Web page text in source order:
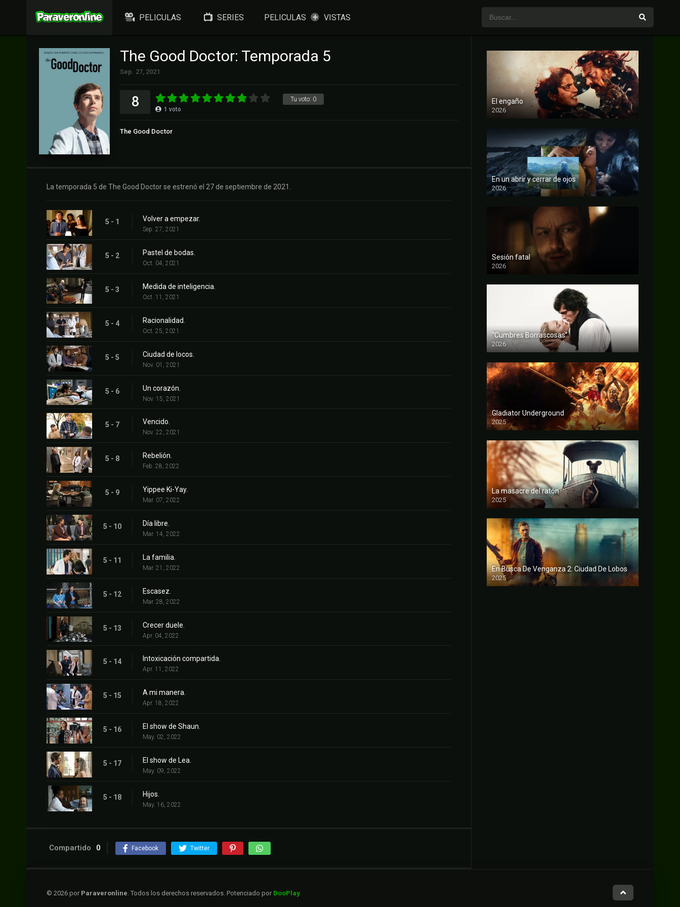
PELICULAS SERIES PELICULAS VISTAS
The Good Doctor: Temporada 5
Sep. 27, 2021
Tu voto: 0
8 1 voto
The Good Doctor
La temporada 5 de The Good Doctor se estrenó el 27 de septiembre de 2021.
5 - 1 Volver a empezar.
Sep. 27, 2021
5 - 2 Pastel de bodas.
Oct. 04, 2021
5 - 3 Medida de inteligencia.
Oct. 11, 2021
5 - 4 Racionalidad.
Oct. 25, 2021
5 - 5 Ciudad de locos.
Nov. 01, 2021
5 - 6 Un corazón.
Nov. 15, 2021
5 - 7 Vencido.
Nov. 22, 2021
5 - 8 Rebelión.
Feb. 28, 2022
5 - 9 Yippee Ki-Yay.
Mar. 07, 2022
5 - 10 Día libre.
Mar. 14, 2022
5 - 11 La familia.
Mar. 21, 2022
5 - 12 Escasez.
Mar. 28, 2022
5 - 13 Crecer duele.
Apr. 04, 2022
5 - 14 Intoxicación compartida.
Apr. 11, 2022
5 - 15 A mi manera.
Apr. 18, 2022
5 - 16 El show de Shaun.
May. 02, 2022
5 - 17 El show de Lea.
May. 09, 2022
5 - 18 Hijos.
May. 16, 2022
Compartido 0 Facebook Twitter
El engaño
2026
FULL HD
En un abrir y cerrar de ojos
2026
FULL HD
Sesión fatal
2026
FULL HD
“Cumbres Borrascosas”
2026
FULL HD
Gladiator Underground
2025
FULL HD
La masacre del ratón
2025
FULL HD
En Busca De Venganza 2: Ciudad De Lobos
2025
FULL HD
© 2026 por Paraveronline . Todos los derechos reservados. Potenciado por DooPlay